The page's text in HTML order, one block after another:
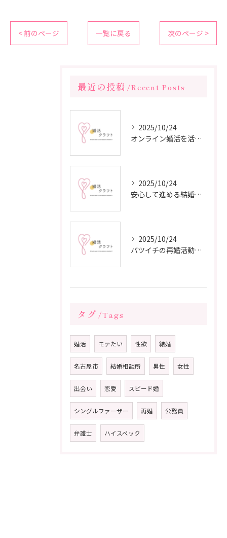
< 前のページ 一覧に戻る 次のページ >
最近の投稿 Recent Posts
2025/10/24
オンライン婚活を活用した短期間成婚の秘訣
2025/10/24
安心して進める結婚相談所の利用法
2025/10/24
バツイチの再婚活動に成功するための戦略
タグ Tags
婚活 モテたい 性欲 結婚
名古屋市 結婚相談所 男性 女性
出会い 恋愛 スピード婚
シングルファーザー 再婚 公務員
弁護士 ハイスペック